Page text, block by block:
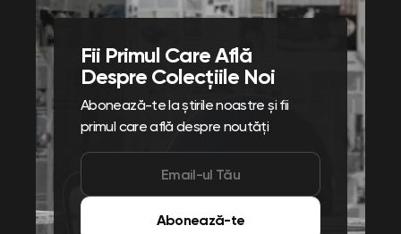
Fii Primul Care Află
Despre Colecțiile Noi
Abonează-te la știrile noastre și fii
primul care află despre noutăți
Abonează-te